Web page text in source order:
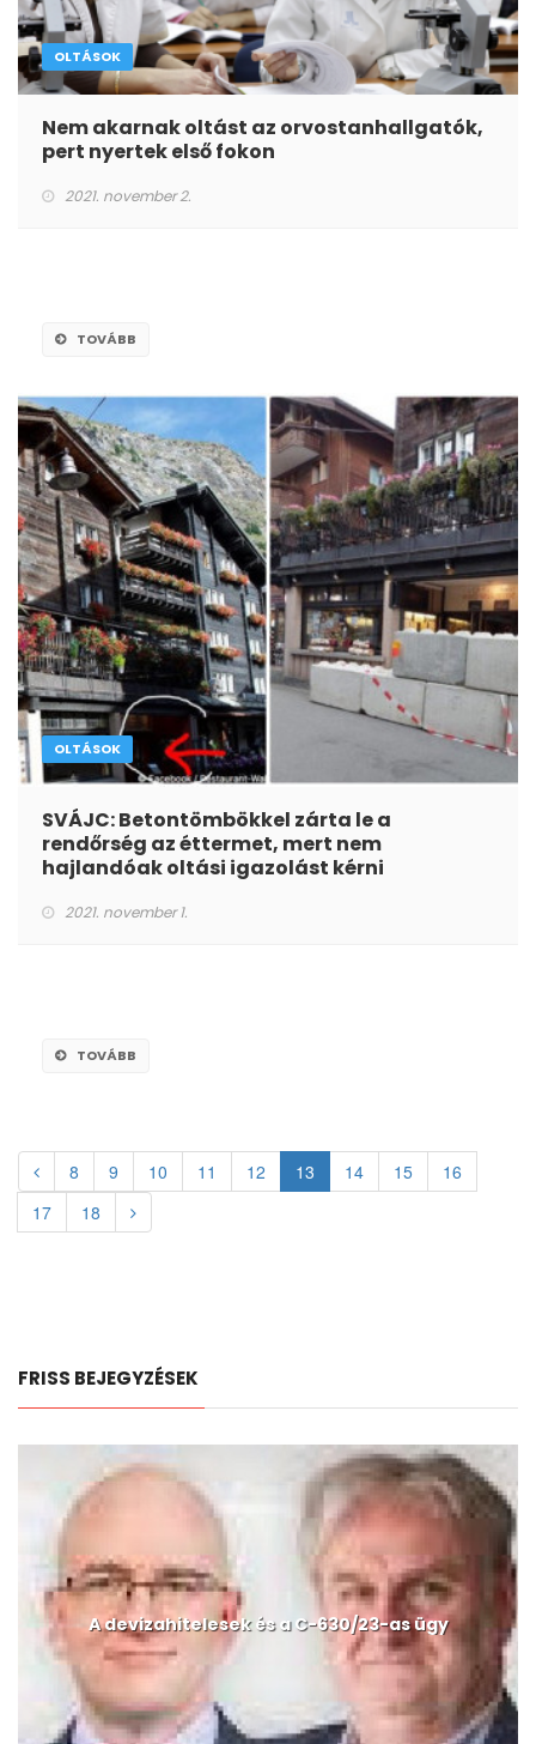
OLTÁSOK
Nem akarnak oltást az orvostanhallgatók,
pert nyertek első fokon
2021. november 2.
TOVÁBB
OLTÁSOK
SVÁJC: Betontömbökkel zárta le a
rendőrség az éttermet, mert nem
hajlandóak oltási igazolást kérni
2021. november 1.
TOVÁBB
8 9 10 11 12 13 14 15
16
17
18
FRISS BEJEGYZÉSEK
Megkezdődött az országgyűlési választás
kampányidőszaka, gyűjthetőek az ajánlások